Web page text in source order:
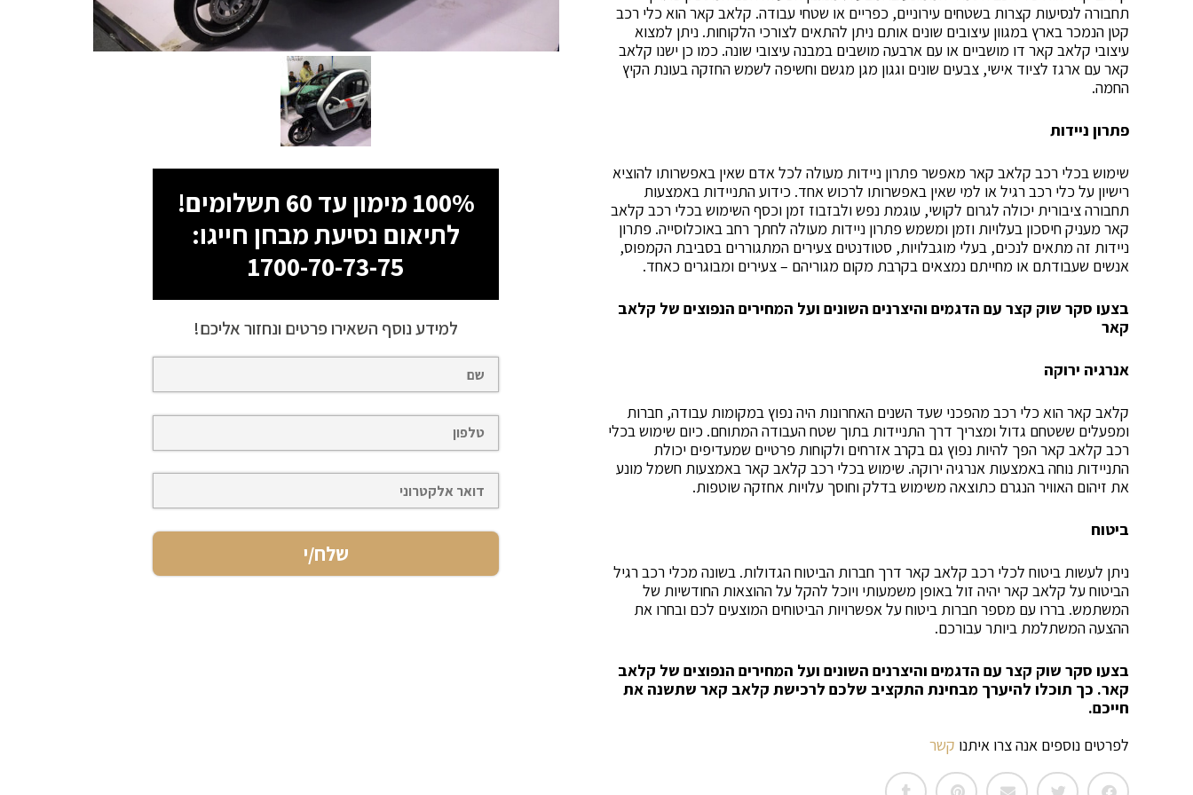
תחבורה לנסיעות קצרות בשטחים עירוניים, כפריים או שטחי עבודה. קלאב קאר הוא כלי רכב
קטן הנמכר בארץ במגוון עיצובים שונים אותם ניתן להתאים לצורכי הלקוחות. ניתן למצוא
עיצובי קלאב קאר דו מושביים או עם ארבעה מושבים במבנה עיצובי שונה. כמו כן ישנו קלאב
קאר עם ארגז לציוד אישי, צבעים שונים וגגון מגן מגשם וחשיפה לשמש החזקה בעונת הקיץ
החמה.
פתרון ניידות
שימוש בכלי רכב קלאב קאר מאפשר פתרון ניידות מעולה לכל אדם שאין באפשרותו להוציא
רישיון על כלי רכב רגיל או למי שאין באפשרותו לרכוש אחד. כידוע התניידות באמצעות
תחבורה ציבורית יכולה לגרום לקושי, עוגמת נפש ולבזבוז זמן וכסף השימוש בכלי רכב קלאב
קאר מעניק חיסכון בעלויות וזמן ומשמש פתרון ניידות מעולה לחתך רחב באוכלוסייה. פתרון
ניידות זה מתאים לנכים, בעלי מוגבלויות, סטודנטים צעירים המתגוררים בסביבת הקמפוס,
אנשים שעבודתם או מחייתם נמצאים בקרבת מקום מגוריהם – צעירים ומבוגרים כאחד.
בצעו סקר שוק קצר עם הדגמים והיצרנים השונים ועל המחירים הנפוצים של קלאב
קאר
אנרגיה ירוקה
קלאב קאר הוא כלי רכב מהפכני שעד השנים האחרונות היה נפוץ במקומות עבודה, חברות
ומפעלים ששטחם גדול ומצריך דרך התניידות בתוך שטח העבודה המתוחם. כיום שימוש בכלי
רכב קלאב קאר הפך להיות נפוץ גם בקרב אזרחים ולקוחות פרטיים שמעדיפים יכולת
התניידות נוחה באמצעות אנרגיה ירוקה. שימוש בכלי רכב קלאב קאר באמצעות חשמל מונע
את זיהום האוויר הנגרם כתוצאה משימוש בדלק וחוסך עלויות אחזקה שוטפות.
ביטוח
ניתן לעשות ביטוח לכלי רכב קלאב קאר דרך חברות הביטוח הגדולות. בשונה מכלי רכב רגיל
הביטוח על קלאב קאר יהיה זול באופן משמעותי ויוכל להקל על ההוצאות החודשיות של
המשתמש. בררו עם מספר חברות ביטוח על אפשרויות הביטוחים המוצעים לכם ובחרו את
ההצעה המשתלמת ביותר עבורכם.
בצעו סקר שוק קצר עם הדגמים והיצרנים השונים ועל המחירים הנפוצים של קלאב
קאר. כך תוכלו להיערך מבחינת התקציב שלכם לרכישת קלאב קאר שתשנה את
חייכם.
לפרטים נוספים אנה צרו איתנו קשר
100% מימון עד 60 תשלומים!
לתיאום נסיעת מבחן חייגו:
1700-70-73-75
למידע נוסף השאירו פרטים ונחזור אליכם!